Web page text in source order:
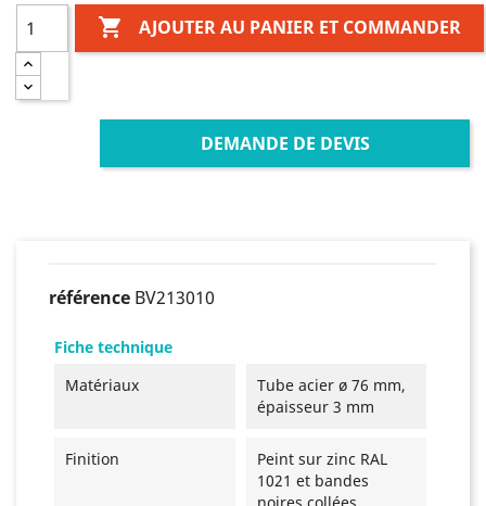
 AJOUTER AU PANIER ET COMMANDER
DEMANDE DE DEVIS
référence BV213010
Fiche technique
Matériaux
Tube acier ø 76 mm,
épaisseur 3 mm
Finition
Peint sur zinc RAL
1021 et bandes